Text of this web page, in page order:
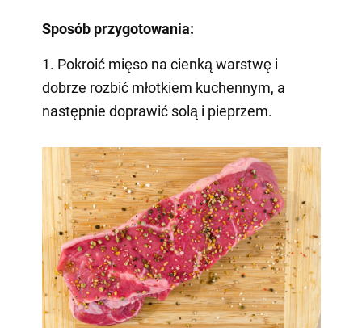
Sposób przygotowania:
1. Pokroić mięso na cienką warstwę i
dobrze rozbić młotkiem kuchennym, a
następnie doprawić solą i pieprzem.